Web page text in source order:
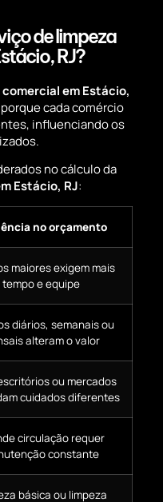
de limpeza
RJ?
em Estácio,
cada comércio
influenciando os
no cálculo da
Estácio, RJ:
no orçamento
maiores exigem mais
tempo e equipe
diários, semanais ou
alteram o valor
ou mercados
cuidados diferentes
circulação requer
constante
básica ou limpeza